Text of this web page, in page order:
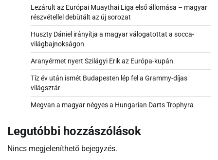
Lezárult az Európai Muaythai Liga első állomása – magyar
részvétellel debütált az új sorozat
Huszty Dániel irányítja a magyar válogatottat a socca-
világbajnokságon
Aranyérmet nyert Szilágyi Erik az Európa-kupán
Tíz év után ismét Budapesten lép fel a Grammy-díjas
világsztár
Megvan a magyar négyes a Hungarian Darts Trophyra
Legutóbbi hozzászólások
Nincs megjeleníthető bejegyzés.